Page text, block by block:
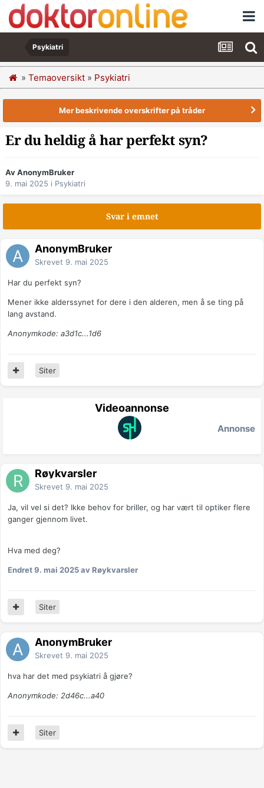
Psykiatri
» Temaoversikt » Psykiatri
Mer beskrivende overskrifter på tråder
Er du heldig å har perfekt syn?
Av AnonymBruker
9. mai 2025 i Psykiatri
Svar i emnet
AnonymBruker
Skrevet 9. mai 2025
Har du perfekt syn?
Mener ikke alderssynet for dere i den alderen, men å se ting på
lang avstand.
Anonymkode: a3d1c...1d6
Siter
Videoannonse
Annonse
Røykvarsler
Skrevet 9. mai 2025
Ja, vil vel si det? Ikke behov for briller, og har vært til optiker flere
ganger gjennom livet.
Hva med deg?
Endret9. mai 2025av Røykvarsler
Siter
AnonymBruker
Skrevet 9. mai 2025
hva har det med psykiatri å gjøre?
Anonymkode: 2d46c...a40
Siter